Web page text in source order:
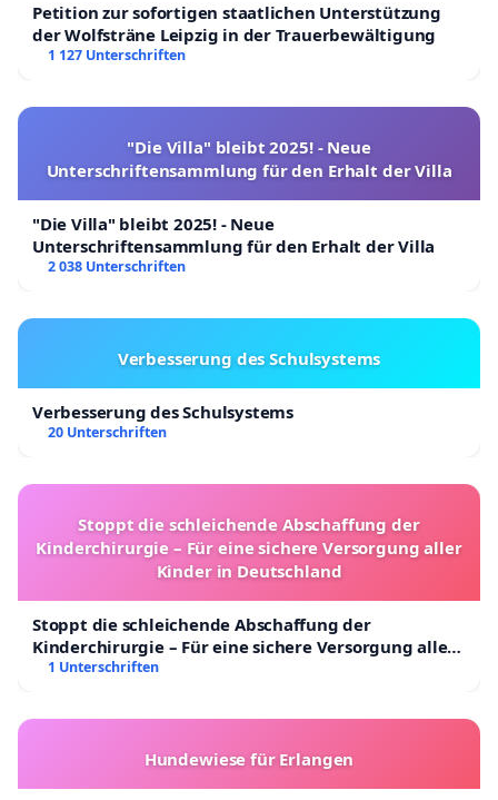
Petition zur sofortigen staatlichen Unterstützung
der Wolfsträne Leipzig in der Trauerbewältigung
1 127 Unterschriften
"Die Villa" bleibt 2025! - Neue
Unterschriftensammlung für den Erhalt der Villa
"Die Villa" bleibt 2025! - Neue
Unterschriftensammlung für den Erhalt der Villa
2 038 Unterschriften
Verbesserung des Schulsystems
Verbesserung des Schulsystems
20 Unterschriften
Stoppt die schleichende Abschaffung der
Kinderchirurgie – Für eine sichere Versorgung aller
Kinder in Deutschland
Stoppt die schleichende Abschaffung der
Kinderchirurgie – Für eine sichere Versorgung aller
Kinder in Deutschland
1 Unterschriften
Hundewiese für Erlangen